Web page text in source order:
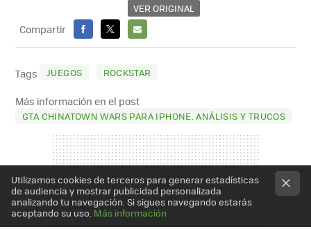
VER ORIGINAL
Compartir
FACEBOOK
X
E-
MAIL
Tags JUEGOS ROCKSTAR
Más información en el post
GTA CHINATOWN WARS PARA IPHONE. ANÁLISIS Y TRUCOS
Utilizamos cookies de terceros para generar estadísticas
de audiencia y mostrar publicidad personalizada
analizando tu navegación. Si sigues navegando estarás
aceptando su uso. Más información